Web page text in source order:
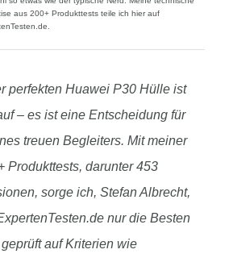
aus 200+ Produkttests teile ich hier auf
perfekten Huawei P30 Hülle ist
– es ist eine Entscheidung für
treuen Begleiters. Mit meiner
Produkttests, darunter 453
sorge ich, Stefan Albrecht,
nur die Besten
auf Kriterien wie